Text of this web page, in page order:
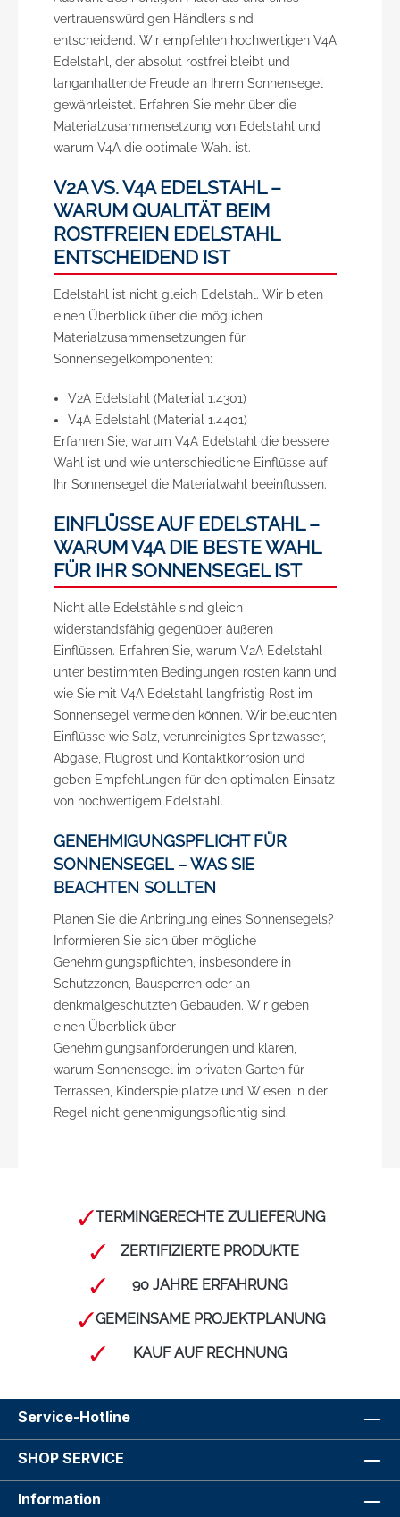
vertrauenswürdigen Händlers sind
entscheidend. Wir empfehlen hochwertigen V4A
Edelstahl, der absolut rostfrei bleibt und
langanhaltende Freude an Ihrem Sonnensegel
gewährleistet. Erfahren Sie mehr über die
Materialzusammensetzung von Edelstahl und
warum V4A die optimale Wahl ist.
V2A VS. V4A EDELSTAHL –
WARUM QUALITÄT BEIM
ROSTFREIEN EDELSTAHL
ENTSCHEIDEND IST
Edelstahl ist nicht gleich Edelstahl. Wir bieten
einen Überblick über die möglichen
Materialzusammensetzungen für
Sonnensegelkomponenten:
V2A Edelstahl (Material 1.4301)
V4A Edelstahl (Material 1.4401)
Erfahren Sie, warum V4A Edelstahl die bessere
Wahl ist und wie unterschiedliche Einflüsse auf
Ihr Sonnensegel die Materialwahl beeinflussen.
EINFLÜSSE AUF EDELSTAHL –
WARUM V4A DIE BESTE WAHL
FÜR IHR SONNENSEGEL IST
Nicht alle Edelstähle sind gleich
widerstandsfähig gegenüber äußeren
Einflüssen. Erfahren Sie, warum V2A Edelstahl
unter bestimmten Bedingungen rosten kann und
wie Sie mit V4A Edelstahl langfristig Rost im
Sonnensegel vermeiden können. Wir beleuchten
Einflüsse wie Salz, verunreinigtes Spritzwasser,
Abgase, Flugrost und Kontaktkorrosion und
geben Empfehlungen für den optimalen Einsatz
von hochwertigem Edelstahl.
GENEHMIGUNGSPFLICHT FÜR
SONNENSEGEL – WAS SIE
BEACHTEN SOLLTEN
Planen Sie die Anbringung eines Sonnensegels?
Informieren Sie sich über mögliche
Genehmigungspflichten, insbesondere in
Schutzzonen, Bausperren oder an
denkmalgeschützten Gebäuden. Wir geben
einen Überblick über
Genehmigungsanforderungen und klären,
warum Sonnensegel im privaten Garten für
Terrassen, Kinderspielplätze und Wiesen in der
Regel nicht genehmigungspflichtig sind.
TERMINGERECHTE ZULIEFERUNG
ZERTIFIZIERTE PRODUKTE
90 JAHRE ERFAHRUNG
GEMEINSAME PROJEKTPLANUNG
KAUF AUF RECHNUNG
Service-Hotline
SHOP SERVICE
Information